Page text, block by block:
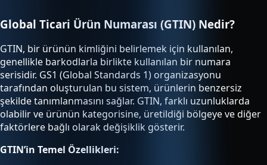
Global Ticari Ürün Numarası (GTIN) Nedir?
GTIN, bir ürünün kimliğini belirlemek için kullanılan,
genellikle barkodlarla birlikte kullanılan bir numara
serisidir. GS1 (Global Standards 1) organizasyonu
tarafından oluşturulan bu sistem, ürünlerin benzersiz
şekilde tanımlanmasını sağlar. GTIN, farklı uzunluklarda
olabilir ve ürünün kategorisine, üretildiği bölgeye ve diğer
faktörlere bağlı olarak değişiklik gösterir.
GTIN’in Temel Özellikleri: